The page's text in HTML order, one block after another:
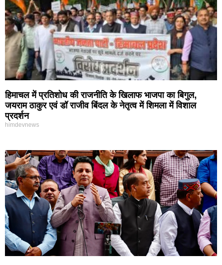
हिमाचल में प्रतिशोध की राजनीति के खिलाफ भाजपा का बिगुल,
जयराम ठाकुर एवं डॉ राजीव बिंदल के नेतृत्व में शिमला में विशाल
प्रदर्शन
himdevnews